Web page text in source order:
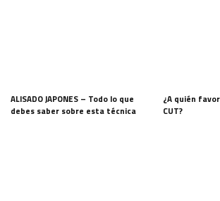
ALISADO JAPONES – Todo lo que
debes saber sobre esta técnica
¿A quién
CUT?